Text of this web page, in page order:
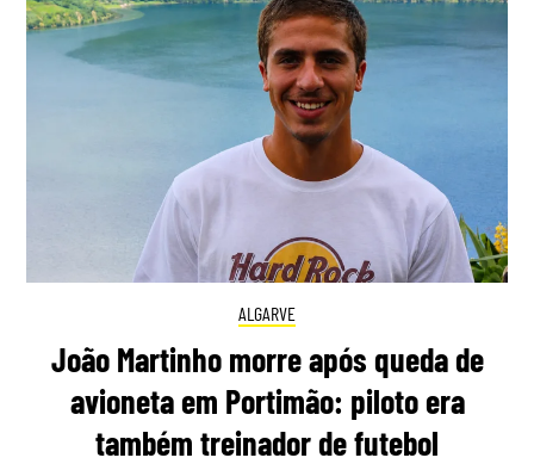
ALGARVE
João Martinho morre após queda de
avioneta em Portimão: piloto era
também treinador de futebol